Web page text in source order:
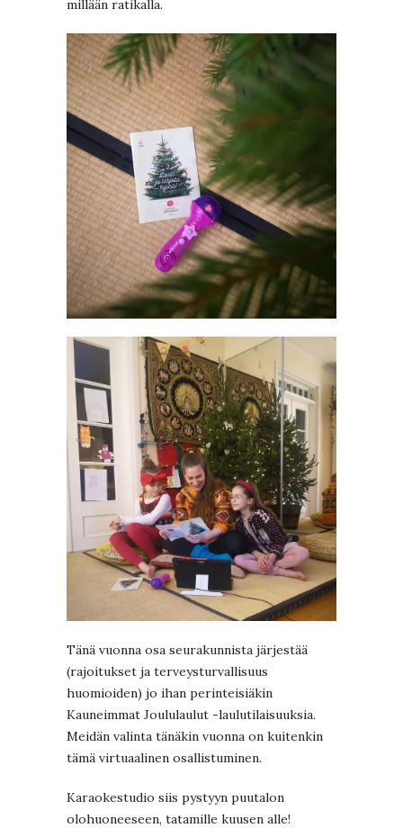
millään ratikalla.
Tänä vuonna osa seurakunnista järjestää
(rajoitukset ja terveysturvallisuus
huomioiden) jo ihan perinteisiäkin
Kauneimmat Joululaulut -laulutilaisuuksia.
Meidän valinta tänäkin vuonna on kuitenkin
tämä virtuaalinen osallistuminen.
Karaokestudio siis pystyyn puutalon
olohuoneeseen, tatamille kuusen alle!